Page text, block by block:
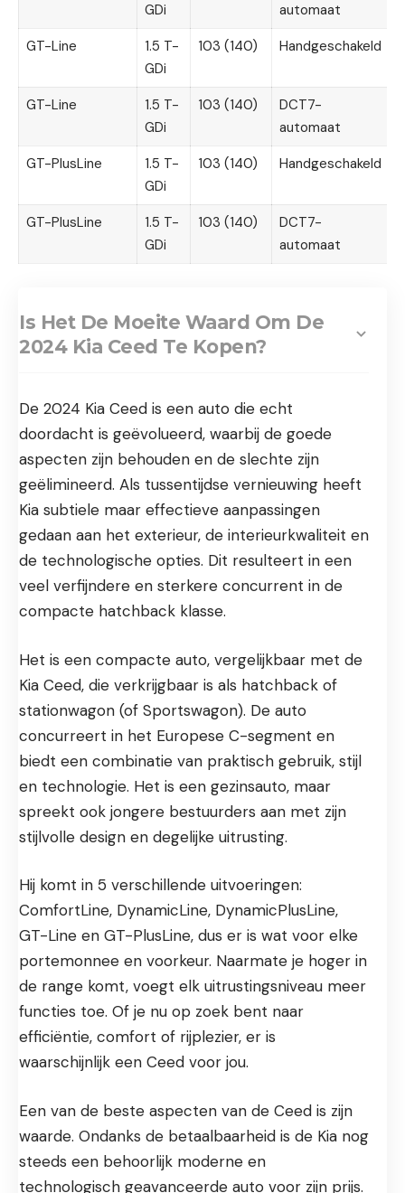
GDi
automaat
GT-Line
1.5 T-
GDi
103 (140) Handgeschakeld
GT-Line
1.5 T-
GDi
103 (140)
DCT7-
automaat
GT-PlusLine
1.5 T-
GDi
103 (140) Handgeschakeld
GT-PlusLine
1.5 T-
GDi
103 (140)
DCT7-
automaat
Is Het De Moeite Waard Om De
2024 Kia Ceed Te Kopen?
De 2024 Kia Ceed is een auto die echt
doordacht is geëvolueerd, waarbij de goede
aspecten zijn behouden en de slechte zijn
geëlimineerd. Als tussentijdse vernieuwing heeft
Kia subtiele maar effectieve aanpassingen
gedaan aan het exterieur, de interieurkwaliteit en
de technologische opties. Dit resulteert in een
veel verfijndere en sterkere concurrent in de
compacte hatchback klasse.
Het is een compacte auto, vergelijkbaar met de
Kia Ceed, die verkrijgbaar is als hatchback of
stationwagon (of Sportswagon). De auto
concurreert in het Europese C-segment en
biedt een combinatie van praktisch gebruik, stijl
en technologie. Het is een gezinsauto, maar
spreekt ook jongere bestuurders aan met zijn
stijlvolle design en degelijke uitrusting.
Hij komt in 5 verschillende uitvoeringen:
ComfortLine, DynamicLine, DynamicPlusLine,
GT-Line en GT-PlusLine, dus er is wat voor elke
portemonnee en voorkeur. Naarmate je hoger in
de range komt, voegt elk uitrustingsniveau meer
functies toe. Of je nu op zoek bent naar
efficiëntie, comfort of rijplezier, er is
waarschijnlijk een Ceed voor jou.
Een van de beste aspecten van de Ceed is zijn
waarde. Ondanks de betaalbaarheid is de Kia nog
steeds een behoorlijk moderne en
technologisch geavanceerde auto voor zijn prijs.